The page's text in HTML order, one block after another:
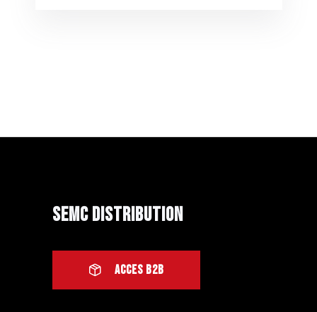
SEMC Distribution
ACCES B2B